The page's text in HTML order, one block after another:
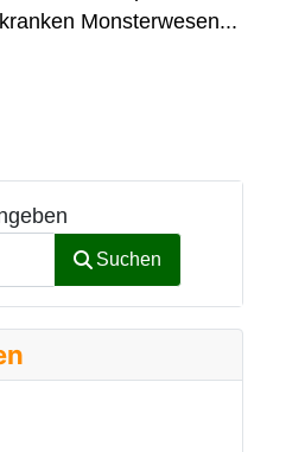
Suchen
Monsterwesen...